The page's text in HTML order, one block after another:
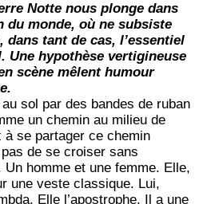
Notte nous plonge dans
du monde, où ne subsiste
tant de cas, l’essentiel
Une hypothèse vertigineuse
scène mêlent humour
sol par des bandes de ruban
un chemin au milieu de
se partager ce chemin
de se croiser sans
homme et une femme. Elle,
une veste classique. Lui,
Elle l’apostrophe. Il a une